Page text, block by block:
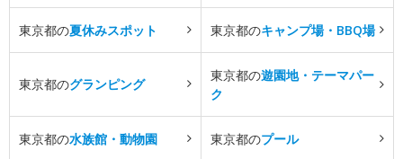
東京都の夏休みスポット 東京都のキャンプ場・BBQ場
東京都のグランピング
東京都の遊園地・テーマパー
ク
東京都の水族館・動物園 東京都のプール